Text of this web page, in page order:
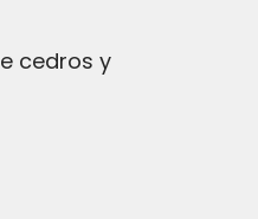
cedros y